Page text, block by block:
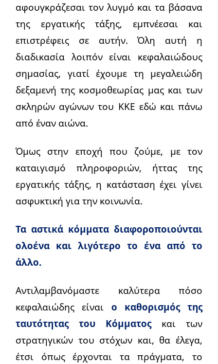
αφουγκράζεσαι τον λυγμό και τα βάσανα
της εργατικής τάξης, εμπνέεσαι και
επιστρέφεις σε αυτήν. Όλη αυτή η
διαδικασία λοιπόν είναι κεφαλαιώδους
σημασίας, γιατί έχουμε τη μεγαλειώδη
δεξαμενή της κοσμοθεωρίας μας και των
σκληρών αγώνων του ΚΚΕ εδώ και πάνω
από έναν αιώνα.
Όμως στην εποχή που ζούμε, με τον
καταιγισμό πληροφοριών, ήττας της
εργατικής τάξης, η κατάσταση έχει γίνει
ασφυκτική για την κοινωνία.
Τα αστικά κόμματα διαφοροποιούνται
ολοένα και λιγότερο το ένα από το
άλλο.
Αντιλαμβανόμαστε καλύτερα πόσο
κεφαλαιώδης είναι ο καθορισμός της
ταυτότητας του Κόμματοςκαι των
στρατηγικών του στόχων και, θα έλεγα,
έτσι όπως έρχονται τα πράγματα, το